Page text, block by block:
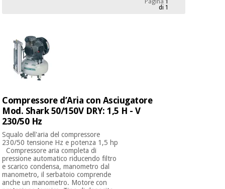
Offerte
Outlet
Fisaude
Tech
Academy
tradizionale
cinese
Mobili
clinici
Armadi
terapeutici
Materiale
essenziale
per la
protezione
dei
coronavirus
Offerte
Outlet
Fisaude
Tech
Academy
Attrezzature
mediche
Medicina
cinese
Mobili
clinici
Armadi
terapeutici
Pagina 1
di 1
Compressore d’Aria con Asciugatore
Mod. Shark 50/150V DRY: 1,5 H - V
230/50 Hz
Squalo dell'aria del compressore
230/50 tensione Hz e potenza 1,5 hp
Compressore aria completa di
pressione automatico riducendo filtro
e scarico condensa, manometro dal
manometro, il serbatoio comprende
anche un manometro. Motore con